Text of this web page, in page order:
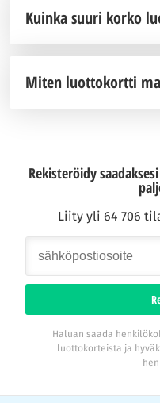
Kuinka suuri korko
Miten luottokortti
Rekisteröidy
Liity yli 64 706
Haluan saada
luottokorteista ja